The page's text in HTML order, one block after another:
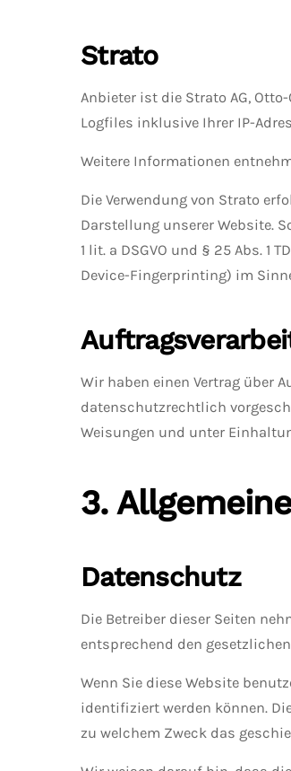
Strato
Anbieter ist die Strato AG,
Logfiles inklusive Ihrer IP-
Weitere Informationen
Die Verwendung von Strato
Darstellung unserer Website.
1 lit. a DSGVO und § 25 Abs.
Device-Fingerprinting) im
Wir haben einen Vertrag über
datenschutzrechtlich
Weisungen und unter
3.
Datenschutz
Die Betreiber dieser Seiten
entsprechend den
Wenn Sie diese Website
identifiziert werden können.
zu welchem Zweck das